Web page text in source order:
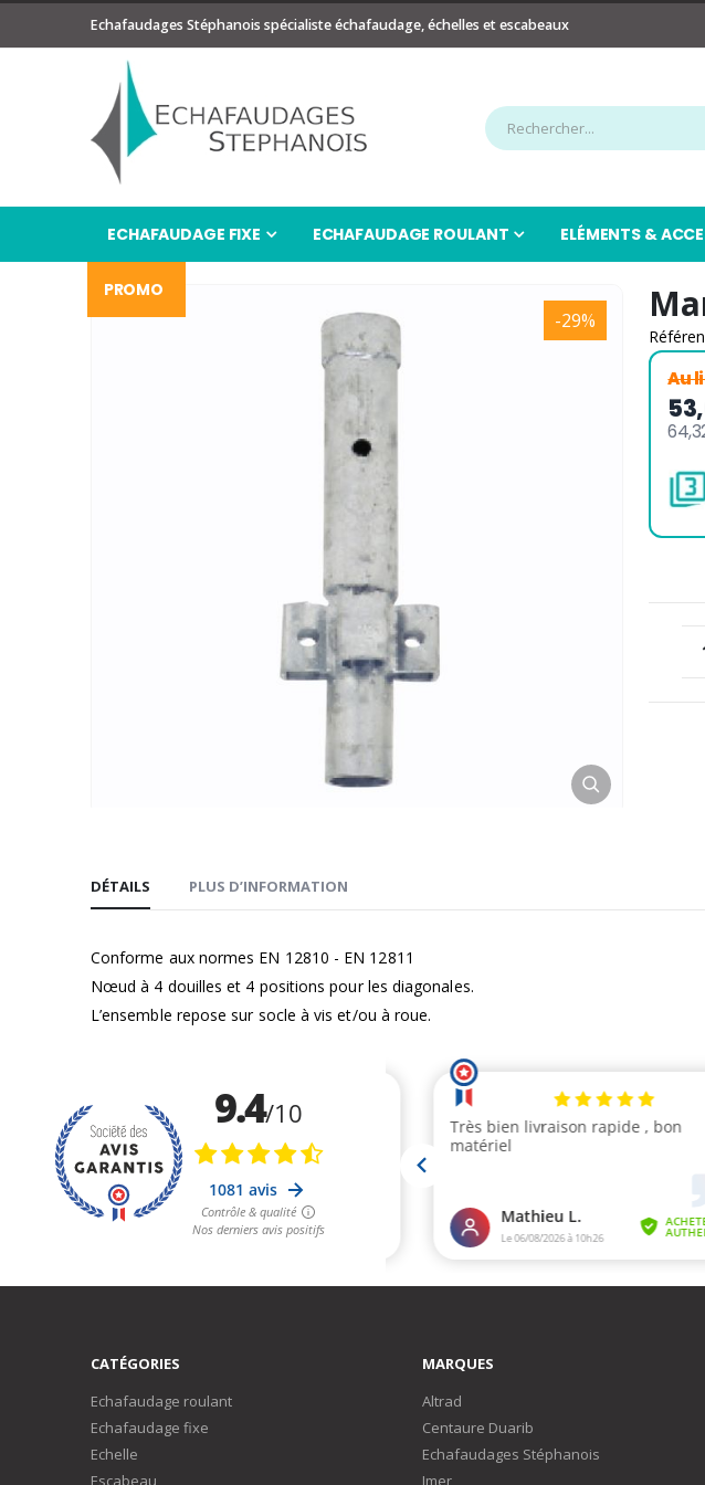
Echafaudages Stéphanois spécialiste échafaudage, échelles et escabeaux
ECHAFAUDAGE FIXE ECHAFAUDAGE ROULANT ELÉMENTS &
PROMO
Passer
à
-29%
début
la
Au
DÉTAILS
Conforme aux normes EN 12810 - EN 12811
Nœud à 4 douilles et 4 positions pour les diagonales.
L’ensemble repose sur socle à vis et/ou à roue.
PLUS D’INFORMATION
CATÉGORIES
Echafaudage roulant
Echafaudage fixe
Echelle
Escabeau
MARQUES
Altrad
Centaure Duarib
Echafaudages Stéphanois
Imer